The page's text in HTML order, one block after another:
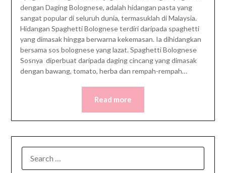
dengan Daging Bolognese, adalah hidangan pasta yang
sangat popular di seluruh dunia, termasuklah di Malaysia.
Hidangan Spaghetti Bolognese terdiri daripada spaghetti
yang dimasak hingga berwarna kekemasan. Ia dihidangkan
bersama sos bolognese yang lazat. Spaghetti Bolognese
Sosnya diperbuat daripada daging cincang yang dimasak
dengan bawang, tomato, herba dan rempah-rempah…
Read more
FOR: